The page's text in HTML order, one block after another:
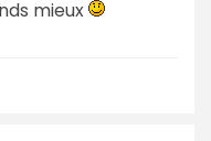
mieux